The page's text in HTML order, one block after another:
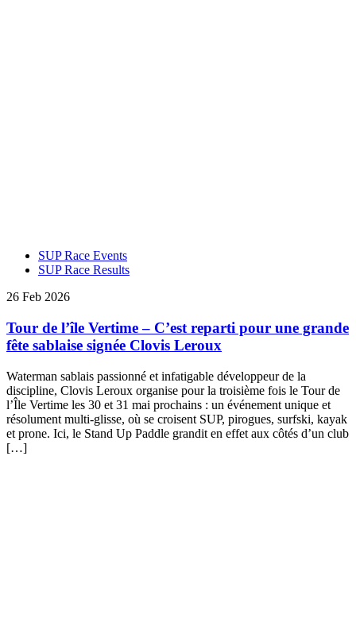
SUP Race Events
SUP Race Results
26 Feb 2026
Tour de l’île Vertime – C’est reparti pour une grande
fête sablaise signée Clovis Leroux
Waterman sablais passionné et infatigable développeur de la
discipline, Clovis Leroux organise pour la troisième fois le Tour de
l’Île Vertime les 30 et 31 mai prochains : un événement unique et
résolument multi-glisse, où se croisent SUP, pirogues, surfski, kayak
et prone. Ici, le Stand Up Paddle grandit en effet aux côtés d’un club
[…]